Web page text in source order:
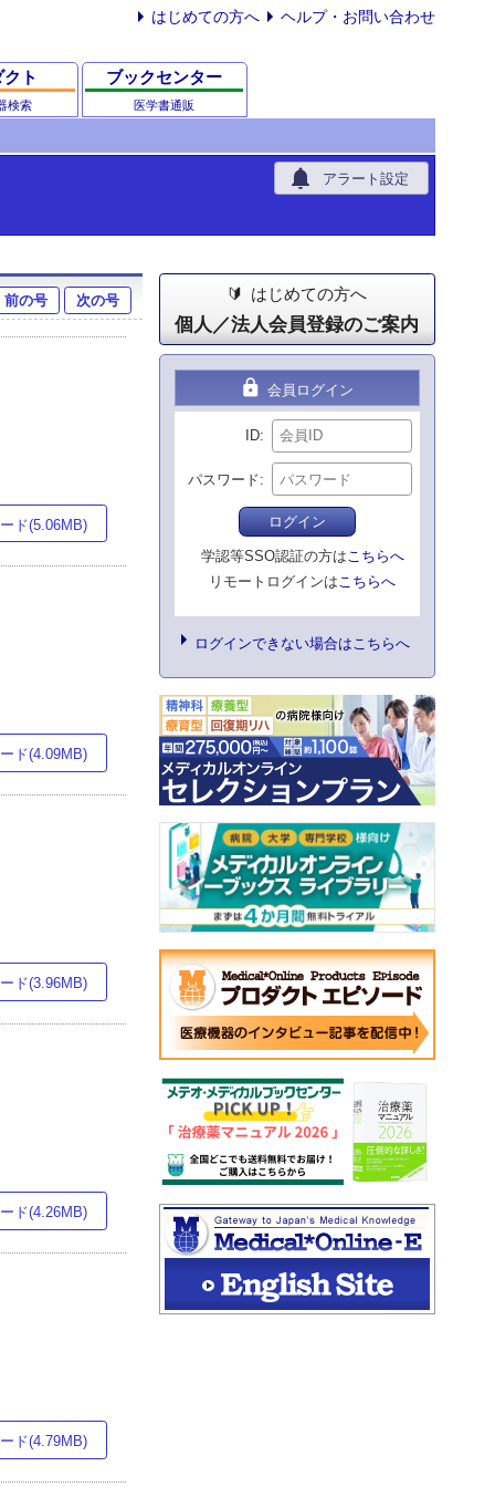
はじめての方へ ヘルプ・お問い合わせ
ト
検索
ブックセンター
医学書通販
notifications アラート設定
前の号 次の号
ド(5.06MB)
ド(4.09MB)
ド(3.96MB)
ド(4.26MB)
ド(4.79MB)
はじめての方へ
個人／法人会員登録のご案内
lock 会員ログイン
ID
パスワード
ログイン
学認等SSO認証の方はこちらへ
リモートログインはこちらへ
ログインできない場合はこちらへ